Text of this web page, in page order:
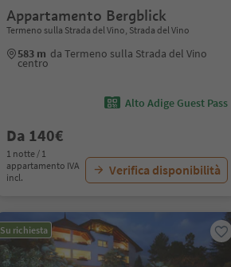
Appartamento Bergblick
Termeno sulla Strada del Vino, Strada del Vino
583 m da Termeno sulla Strada del Vino
centro
Alto Adige Guest Pass
Da 140€
1 notte / 1
appartamento IVA
incl.
Verifica disponibilità
Su richiesta